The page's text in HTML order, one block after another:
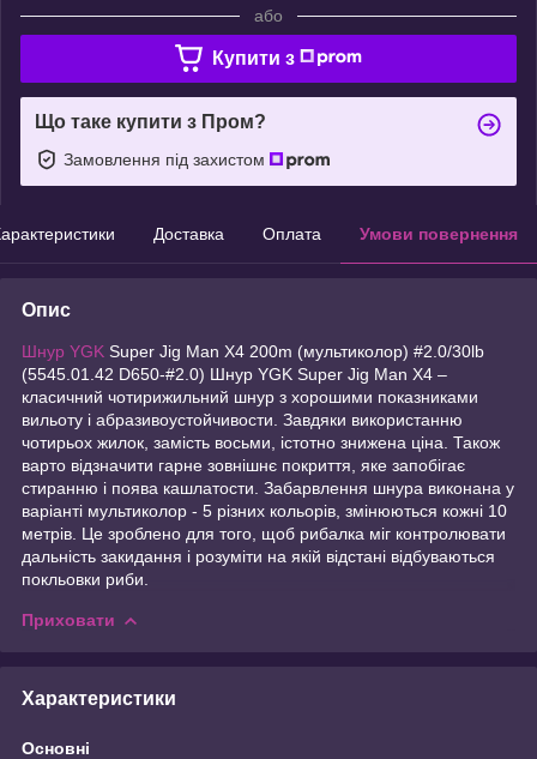
або
Купити з
Що таке купити з Пром?
Замовлення під захистом
Доставка Оплата Умови повернення
Опис
Шнур YGK Super Jig Man X4 200m (мультиколор) #2.0/30lb
(5545.01.42 D650-#2.0) Шнур YGK Super Jig Man X4 –
класичний чотирижильний шнур з хорошими показниками
вильоту і абразивоустойчивости. Завдяки використанню
чотирьох жилок, замість восьми, істотно знижена ціна. Також
варто відзначити гарне зовнішнє покриття, яке запобігає
стиранню і поява кашлатости. Забарвлення шнура виконана у
варіанті мультиколор - 5 різних кольорів, змінюються кожні 10
метрів. Це зроблено для того, щоб рибалка міг контролювати
дальність закидання і розуміти на якій відстані відбуваються
покльовки риби.
Приховати
Характеристики
Основні